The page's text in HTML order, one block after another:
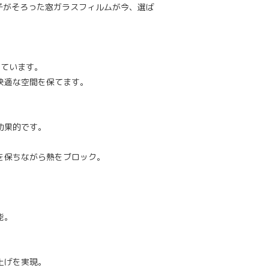
そろった窓ガラスフィルムが今、選ば
います。
な空間を保てます。
的です。
ちながら熱をブロック。
を実現。